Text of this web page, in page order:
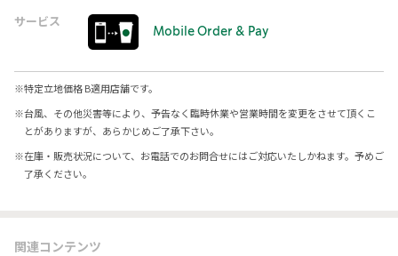
サービス
Mobile Order & Pay
※特定立地価格 B適用店舗です。
※台風、その他災害等により、予告なく臨時休業や営業時間を変更をさせて頂くこ
とがありますが、あらかじめご了承下さい。
※在庫・販売状況について、お電話でのお問合せにはご対応いたしかねます。予めご
了承ください。
関連コンテンツ